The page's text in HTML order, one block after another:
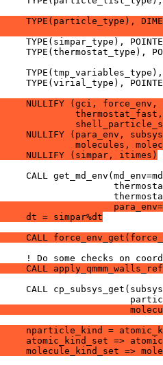
TYPE(particle_type),
TYPE(simpar_type),
TYPE(thermostat_type),
TYPE(virial_type),
NULLIFY (gci, force_env,
NULLIFY (para_env,
molecules,
NULLIFY (simpar, itimes)
CALL
dt = simpar%dt
CALL
! Do some checks on
CALL
CALL
nparticle_kind =
atomic_kind_set =>
molecule_kind_set =>